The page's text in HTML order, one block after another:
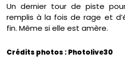
Un dernier tour de piste
remplis à la fois de rage et
fin. Même si elle est amère.
Crédits photos : Photolive30